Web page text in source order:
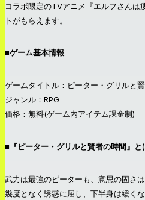
コラボ限定のTVアニメ『エルフさんは
トがもらえます。
■ゲーム基本情報
ゲームタイトル：ピーター・グリルと
ジャンル：RPG
価格：無料(ゲーム内アイテム課金制)
■『ピーター・グリルと賢者の時間』と
武力は最強のピーターも、意思の固さは
幾度となく誘惑に屈し、下半身は緩くな